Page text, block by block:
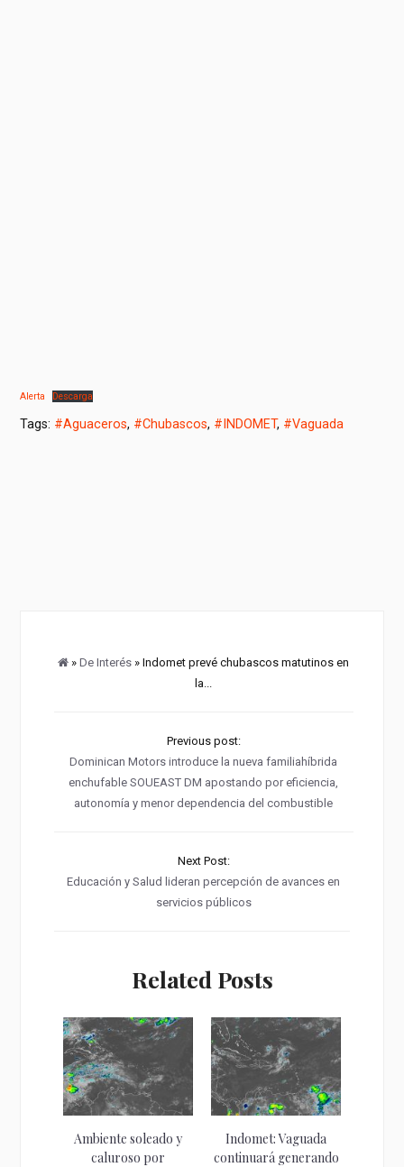
Alerta Descarga
Tags: #Aguaceros, #Chubascos, #INDOMET, #Vaguada
»De Interés » Indomet prevé chubascos matutinos en
la...
Previous post:
Dominican Motors introduce la nueva familiahíbrida
enchufable SOUEAST DM apostando por eficiencia,
autonomía y menor dependencia del combustible
Next Post:
Educación y Salud lideran percepción de avances en
servicios públicos
Related Posts
Ambiente soleado y
caluroso por
Indomet: Vaguada
continuará generando